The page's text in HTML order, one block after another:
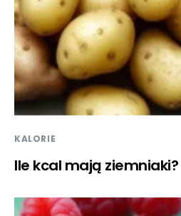
KALORIE
Ile kcal mają ziemniaki?